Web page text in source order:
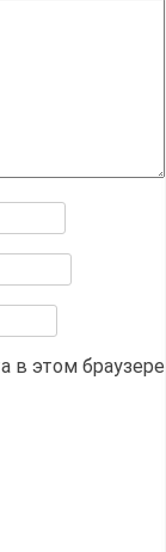
в этом браузере